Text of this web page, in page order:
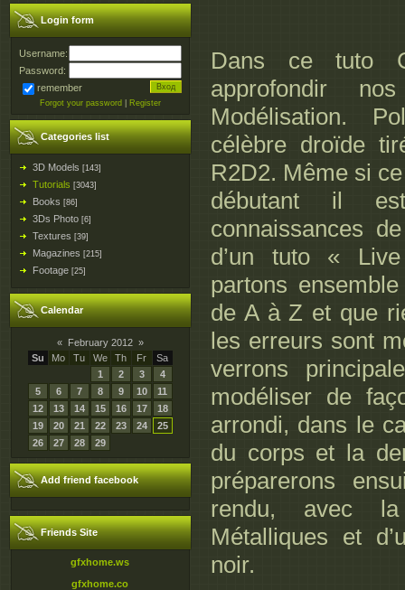
Login form
Username:
Password:
remember
Forgot your password Register
Categories list
3D Models [143]
Tutorials [3043]
Books [86]
3Ds Photo [6]
Textures [39]
Magazines [215]
Footage [25]
Calendar
« February 2012 »
Su
Mo Tu We Th Fr
Sa
1
2 3
4
5
6 7 8 9 10
11
12
13 14 15 16 17
18
19
20 21 22 23 24
25
26
27 28 29
Add friend facebook
Friends Site
gfxhome.ws
gfxhome.co
Dans ce tuto
approfondir
Modélisation.
célèbre droïde
R2D2. Même si
débutant il
connaissances
d’un tuto «
partons
de A à Z et que
les erreurs sont
verrons
modéliser de
arrondi, dans le
du corps et la
préparerons
rendu, avec
Métalliques et
noir.